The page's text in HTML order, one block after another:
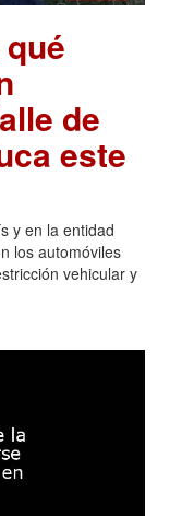
de
este
y en la entidad
los automóviles
vehicular y